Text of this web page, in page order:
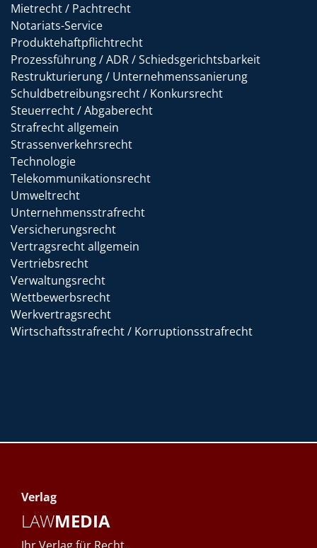
Mietrecht / Pachtrecht
Notariats-Service
Produktehaftpflichtrecht
Prozessführung / ADR / Schiedsgerichtsbarkeit
Restrukturierung / Unternehmenssanierung
Schuldbetreibungsrecht / Konkursrecht
Steuerrecht / Abgaberecht
Strafrecht allgemein
Strassenverkehrsrecht
Technologie
Telekommunikationsrecht
Umweltrecht
Unternehmensstrafrecht
Versicherungsrecht
Vertragsrecht allgemein
Vertriebsrecht
Verwaltungsrecht
Wettbewerbsrecht
Werkvertragsrecht
Wirtschaftsstrafrecht / Korruptionsstrafrecht
Verlag
LAWMEDIA